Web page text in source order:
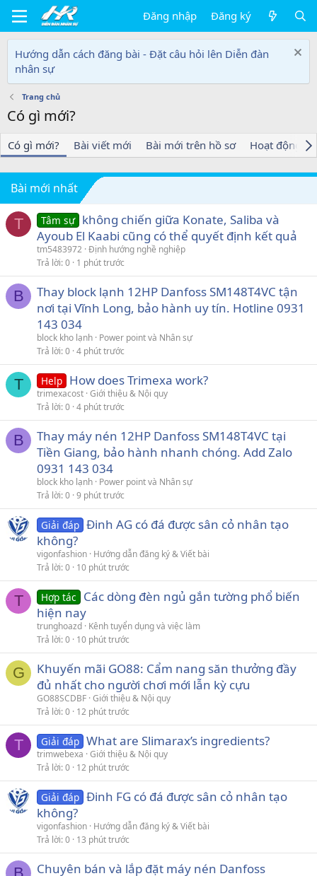
Đăng nhập Đăng ký
Hướng dẫn cách đăng bài - Đặt câu hỏi lên Diễn đàn
nhân sự
Trang chủ
Có gì mới?
Có gì mới? Bài viết mới Bài mới trên hồ sơ Hoạt động
Bài mới nhất
T Tâm sự không chiến giữa Konate, Saliba và
Ayoub El Kaabi cũng có thể quyết định kết quả
tm5483972 Định hướng nghề nghiệp
Trả lời 0 1 phút trước
B
Thay block lạnh 12HP Danfoss SM148T4VC tận
nơi tại Vĩnh Long, bảo hành uy tín. Hotline 0931
143 034
block kho lạnh Power point và Nhân sự
Trả lời 0 4 phút trước
T Help How does Trimexa work?
trimexacost Giới thiệu & Nội quy
Trả lời 0 4 phút trước
B
Thay máy nén 12HP Danfoss SM148T4VC tại
Tiền Giang, bảo hành nhanh chóng. Add Zalo
0931 143 034
block kho lạnh Power point và Nhân sự
Trả lời 0 9 phút trước
Giải đáp Đinh AG có đá được sân cỏ nhân tạo
không?
vigonfashion Hướng dẫn đăng ký & Viết bài
Trả lời 0 10 phút trước
T Hợp tác
Các dòng đèn ngủ gắn tường phổ biến
hiện nay
trunghoazd Kênh tuyển dụng và việc làm
Trả lời 0 10 phút trước
G
Khuyến mãi GO88: Cẩm nang săn thưởng đầy
đủ nhất cho người chơi mới lẫn kỳ cựu
GO88SCDBF Giới thiệu & Nội quy
Trả lời 0 12 phút trước
T Giải đáp What are Slimarax’s ingredients?
trimwebexa Giới thiệu & Nội quy
Trả lời 0 12 phút trước
Giải đáp Đinh FG có đá được sân cỏ nhân tạo
không?
vigonfashion Hướng dẫn đăng ký & Viết bài
Trả lời 0 13 phút trước
Chuyên bán và lắp đặt máy nén Danfoss